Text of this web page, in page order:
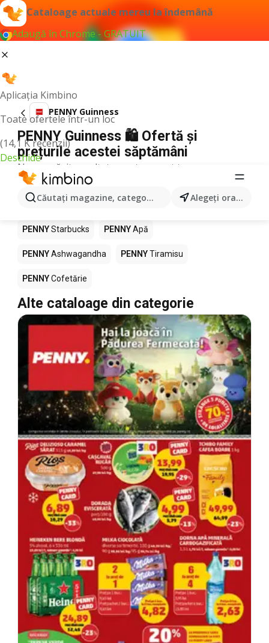
Cataloage actuale mereu la îndemână
Adaugă în Chrome - GRATUIT
Aplicația Kimbino
Toate ofertele într-un loc
(14,1 K recenzii)
Deschide
Căutaţi magazine, categorii, produse... Alegeţi oraşul
PENNY Guinness
PENNY Guinness 🛍️ Ofertă și
prețurile acestei săptămâni
Nu am găsit rezultate pentru acest termen.
Alte produse în magazine PENNY
PENNY Pizza PENNY Mango LEGO
PENNYStarbucks PENNYApă
PENNYAshwagandha PENNYTiramisu
PENNYCofetărie
Alte cataloage din categorie